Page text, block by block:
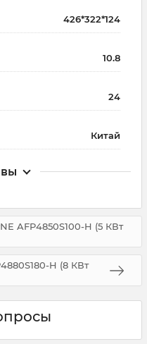
426*322*124
10.8
24
Китай
AFP4850S100-H (5 КВт
H (8 КВт